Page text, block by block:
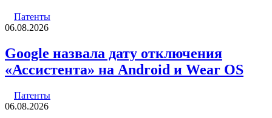
Патенты
06.08.2026
Google назвала дату отключения
«Ассистента» на Android и Wear OS
Патенты
06.08.2026